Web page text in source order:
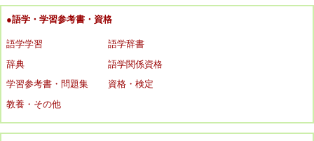
●語学・学習参考書・資格
語学学習
語学辞書
辞典
語学関係資格
学習参考書・問題集
資格・検定
教養・その他